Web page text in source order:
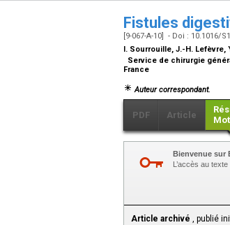
Fistules
[9-067-A-10] - Doi : 10.1016/
I. Sourrouille, J.-H. Lefèvre,
Service de chirurgie
France
Auteur correspondant.
PDF Article
Bienvenue sur
L’accès au
Article archivé , publié